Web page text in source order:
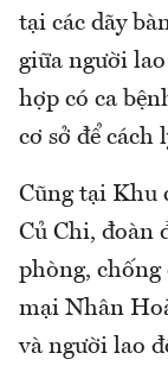
tại các dãy
giữa người
hợp có ca
cơ sở để cách
Cũng tại Khu
Củ Chi, đoàn
phòng,
mại Nhân
và người lao